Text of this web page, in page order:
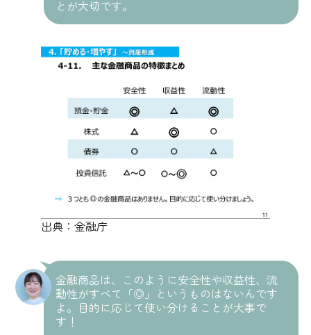
とが大切です。
出典：金融庁
金融商品は、このように安全性や収益性、流
動性がすべて「◎」というものはないんです
よ。目的に応じて使い分けることが大事で
す！